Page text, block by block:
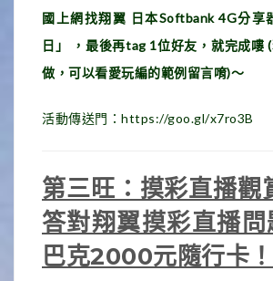
國上網找翔翼 日本Softbank 4G分享
日」 ，最後再tag 1位好友，就完成嘍
做，可以看愛玩編的範例留言唷)～
活動傳送門：https://goo.gl/x7ro3B
第三旺：摸彩直播觀
答對翔翼摸彩直播
巴克2000元隨行卡！